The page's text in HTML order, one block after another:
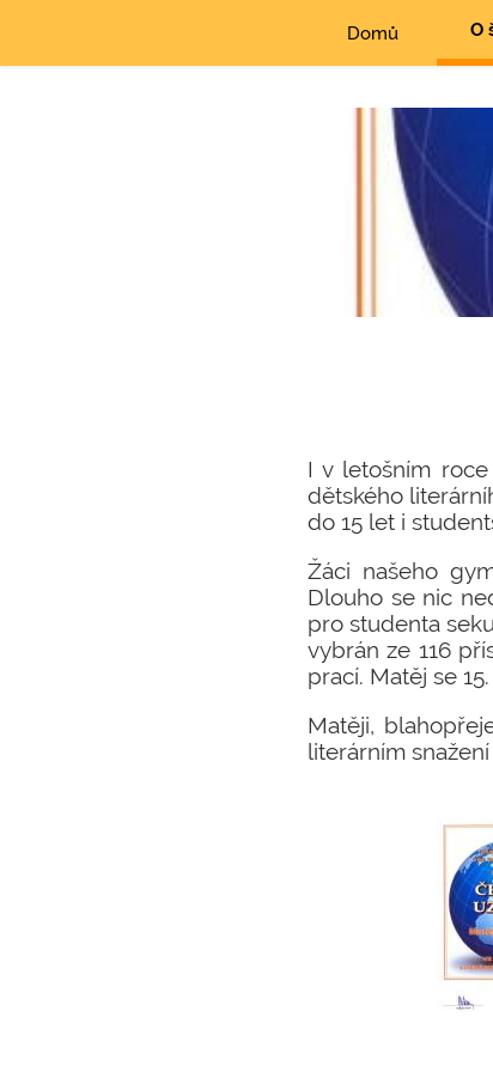
Domů O
I v letošním
dětského
do 15 let i
Žáci našeho
Dlouho se nic
pro studenta
vybrán ze 116
prací. Matěj se
Matěji,
literárním